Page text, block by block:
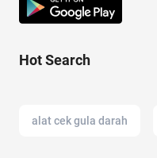
Hot Search
alat cek gula darah